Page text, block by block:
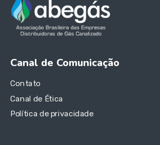
Canal de Comunicação
Contato
Canal de Ética
Política de privacidade